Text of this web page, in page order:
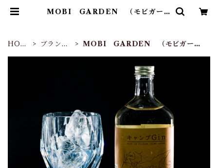
MOBI GARDEN （モビガーデ
HOM
ブランド
MOBI GARDEN （モビガーデ